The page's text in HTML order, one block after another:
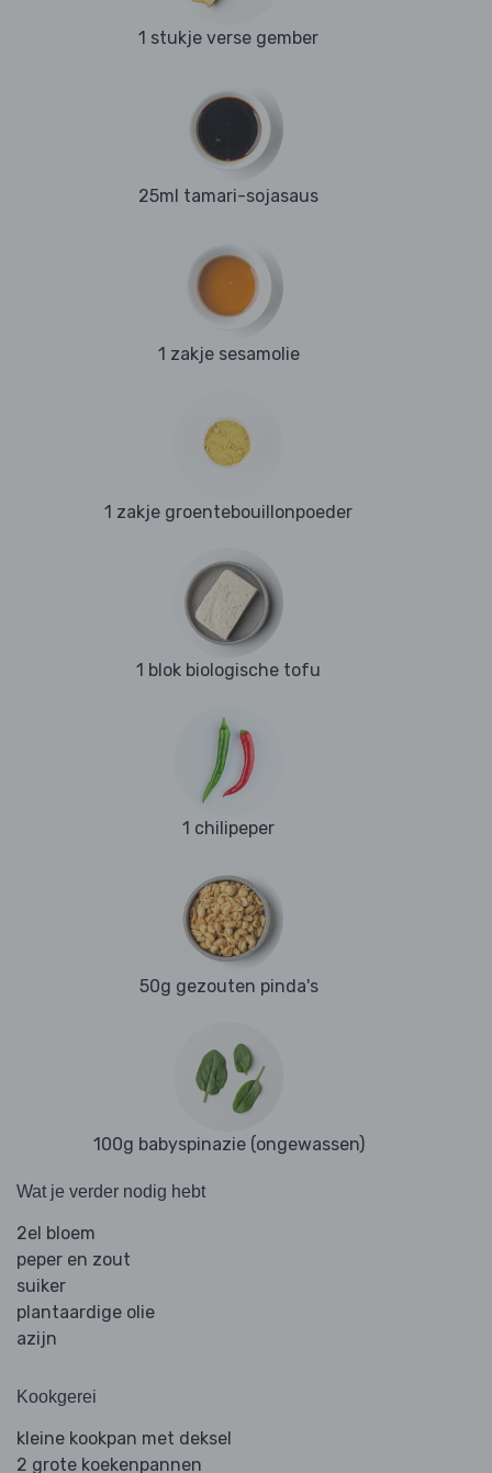
1 stukje verse gember
25ml tamari-sojasaus
1 zakje sesamolie
1 zakje groentebouillonpoeder
1 blok biologische tofu
1 chilipeper
50g gezouten pinda's
100g babyspinazie (ongewassen)
Wat je verder nodig hebt
2el bloem
peper en zout
suiker
plantaardige olie
azijn
Kookgerei
kleine kookpan met deksel
2 grote koekenpannen